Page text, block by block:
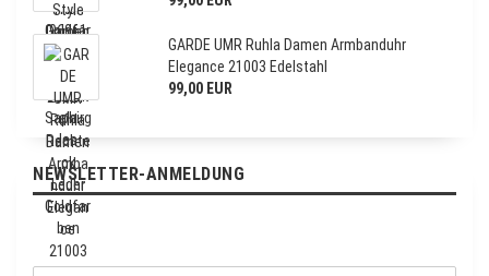
GARDE UMR Ruhla Damen Armbanduhr
Elegance 21003 Edelstahl
99,00 EUR
NEWSLETTER-ANMELDUNG